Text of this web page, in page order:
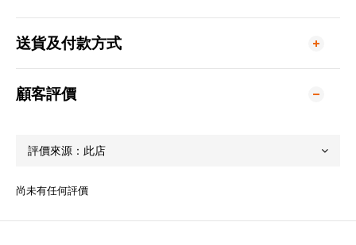
送貨及付款方式
顧客評價
尚未有任何評價